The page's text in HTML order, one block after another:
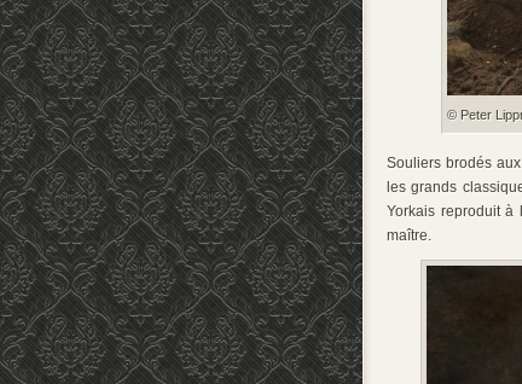
© Peter
Souliers brodés
les grands
Yorkais reproduit à
maître.